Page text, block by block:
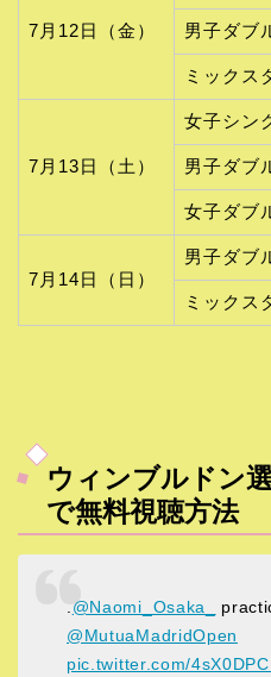
7月12日（金） 男子ダブ
ミックス
7月13日（土）
女子シン
男子ダブ
女子ダブ
7月14日（日）
男子ダブ
ミックス
ウィンブルドン
で無料視聴方法
@Naomi_Osaka_
@MutuaMadridOpen
pic.twitter.com/